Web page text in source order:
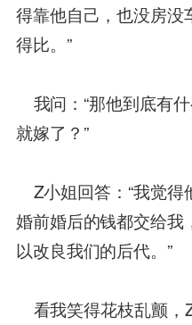
得靠他自己，也没房
得比。”
我问：“那他到底有
就嫁了？”
Z小姐回答：“我觉得
婚前婚后的钱都交给
以改良我们的后代。”
看我笑得花枝乱颤，